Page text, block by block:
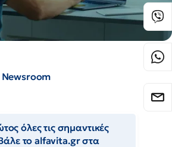
όλες τις σημαντικές
Βάλε το alfavita.gr στα